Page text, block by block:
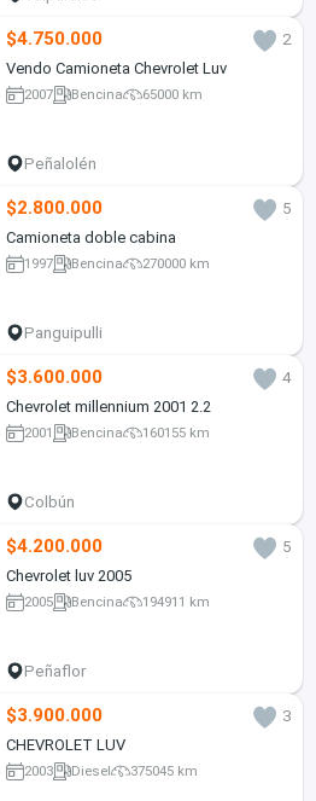
$4.750.000
2
Vendo Camioneta Chevrolet Luv
2007 Bencina 65000 km
Peñalolén
$2.800.000
5
Camioneta doble cabina
1997 Bencina 270000 km
Panguipulli
$3.600.000
4
Chevrolet millennium 2001 2.2
2001 Bencina 160155 km
Colbún
$4.200.000
5
Chevrolet luv 2005
2005 Bencina 194911 km
Peñaflor
$3.900.000
3
CHEVROLET LUV
2003 Diesel 375045 km